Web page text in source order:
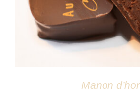
Manon d’hor